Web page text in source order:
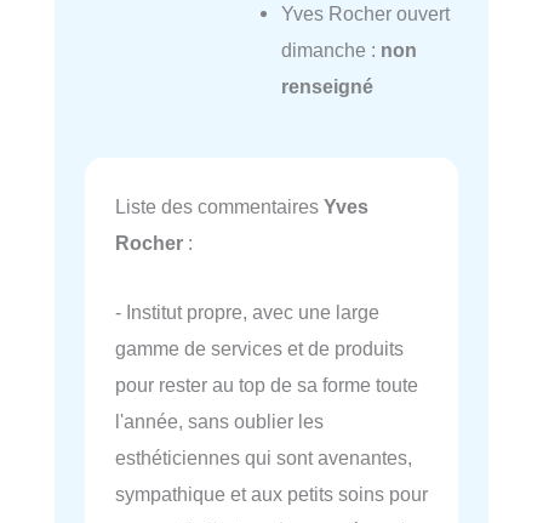
Yves Rocher ouvert
dimanche : non
renseigné
Liste des commentaires Yves
Rocher :
- Institut propre, avec une large
gamme de services et de produits
pour rester au top de sa forme toute
l'année, sans oublier les
esthéticiennes qui sont avenantes,
sympathique et aux petits soins pour